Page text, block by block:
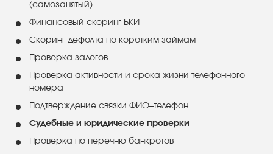
(самозанятый)
Финансовый скоринг БКИ
Скоринг дефолта по коротким займам
Проверка залогов
Проверка активности и срока жизни телефонного
номера
Подтверждение связки ФИО–телефон
Судебные и юридические проверки
Проверка по перечню банкротов